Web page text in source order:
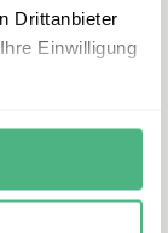
Drittanbieter
Einwilligung